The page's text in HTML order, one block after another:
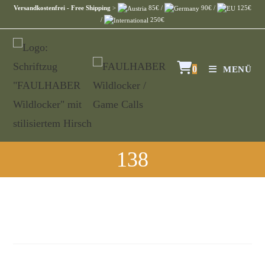
Versandkostenfrei - Free Shipping > 85€ / 90€ /
125€
/
250€
0 MENÜ
138